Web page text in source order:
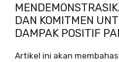
DAN KOMITMEN
DAMPAK POSITIF
Artikel ini akan